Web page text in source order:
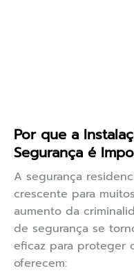
Por que a
Segurança é
A segurança
crescente para
aumento da
de segurança se
eficaz para proteger
oferecem: